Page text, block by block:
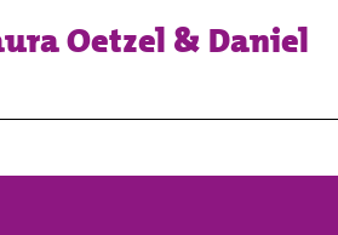
Oetzel & Daniel